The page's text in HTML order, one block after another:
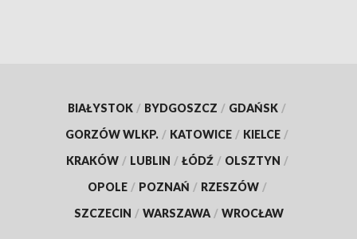
BIAŁYSTOK / BYDGOSZCZ / GDAŃSK /
GORZÓW WLKP. / KATOWICE / KIELCE /
KRAKÓW / LUBLIN / ŁÓDŹ / OLSZTYN /
OPOLE / POZNAŃ / RZESZÓW /
SZCZECIN / WARSZAWA / WROCŁAW